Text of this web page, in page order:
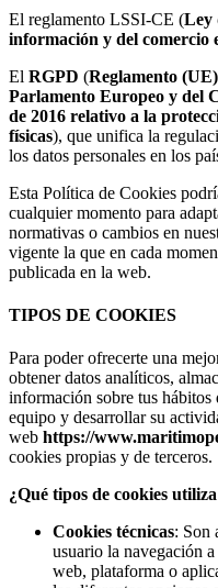
El reglamento LSSI-CE (Ley
información y del comercio
El RGPD (Reglamento
Parlamento Europeo y del
de 2016 relativo a la
físicas), que unifica la
los datos personales en los
Esta Política de Cookies
cualquier momento para
normativas o cambios en
vigente la que en cada
publicada en la web.
TIPOS DE COOKIES
Para poder ofrecerte una
obtener datos analíticos,
información sobre tus hábitos
equipo y desarrollar su
web https://
cookies propias y de terceros.
¿Qué tipos de cookies
Cookies técnicas: Son
usuario la navegación
web, plataforma o